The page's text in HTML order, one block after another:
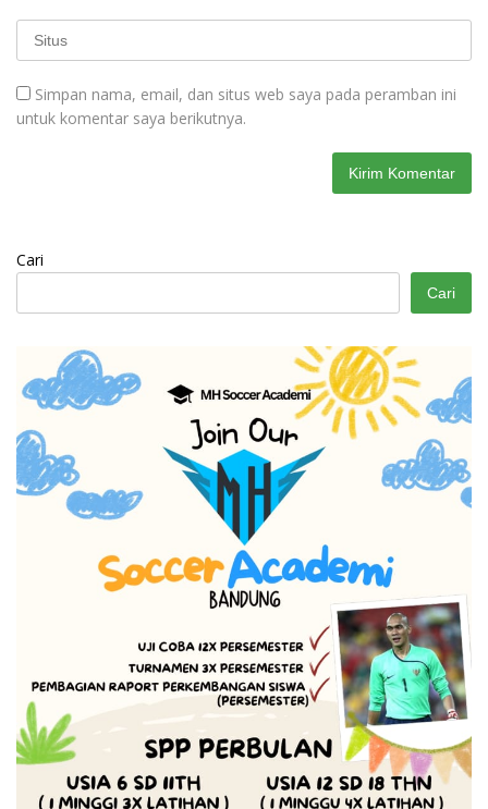
Simpan nama, email, dan situs web saya pada peramban ini
untuk komentar saya berikutnya.
Cari
Cari